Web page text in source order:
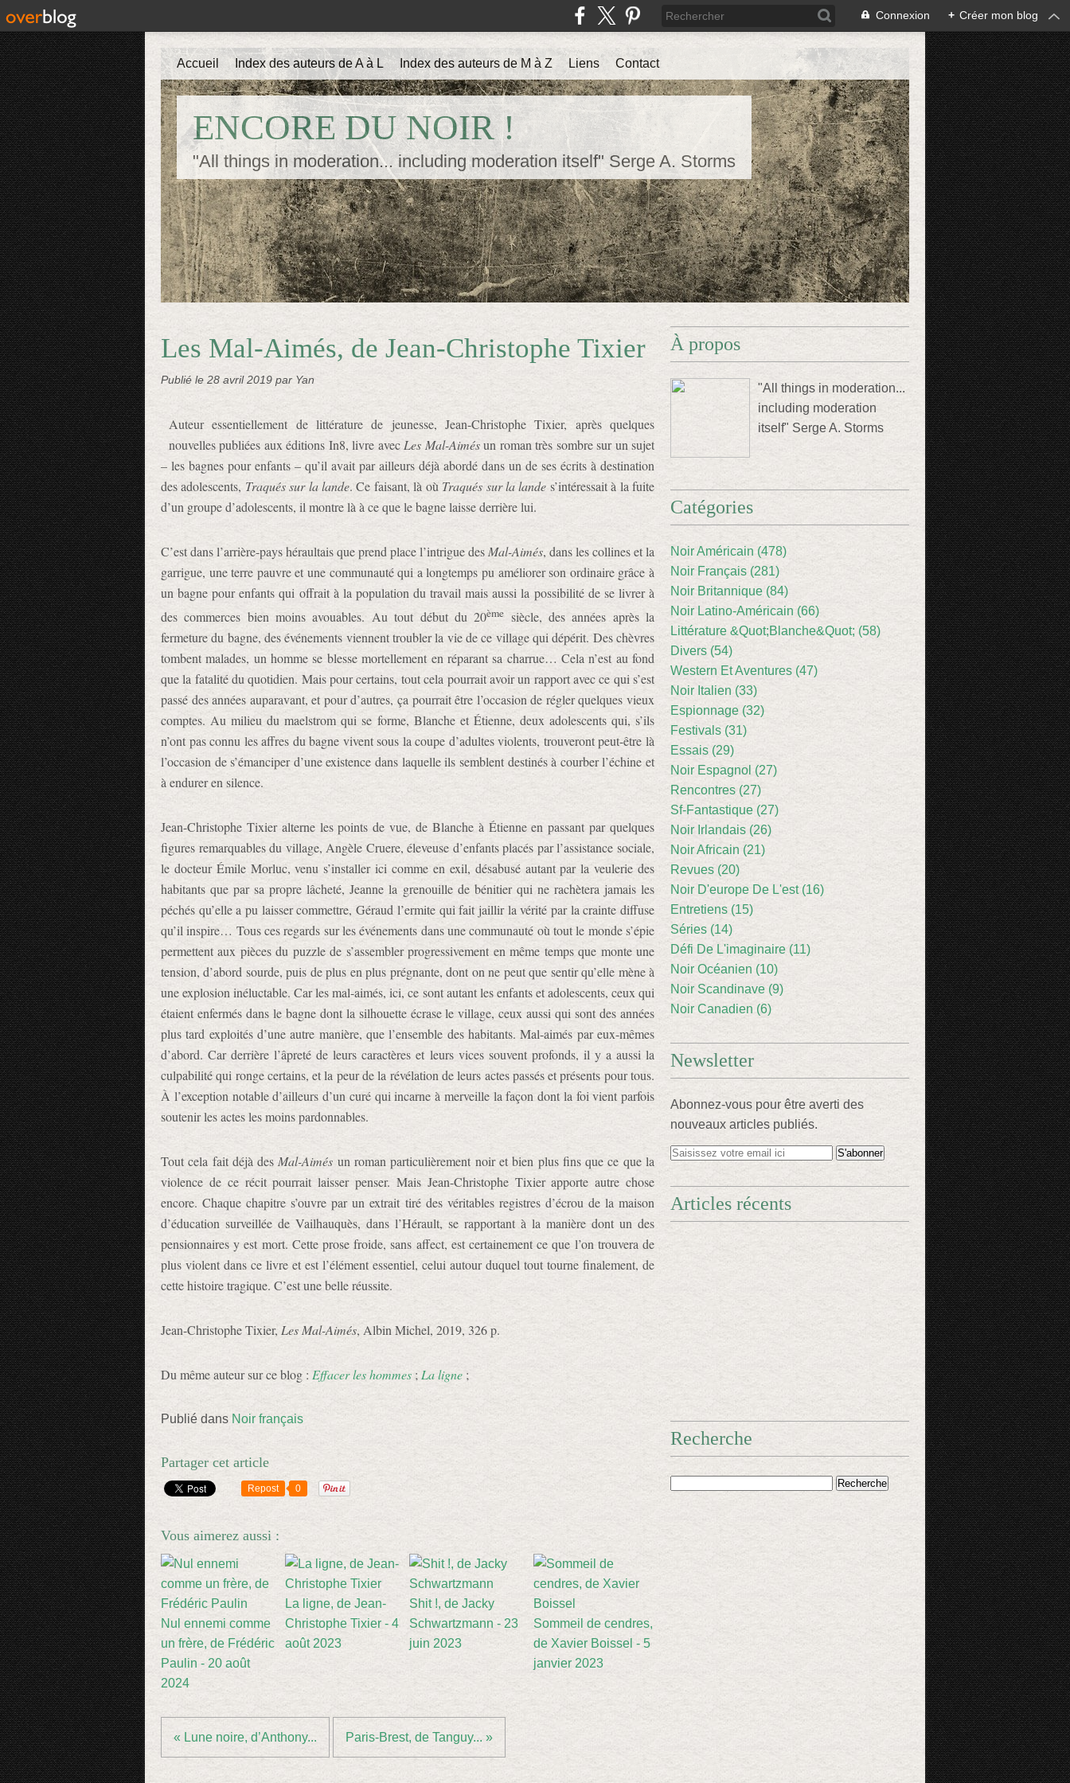
Connexion + Créer mon blog
ENCORE DU NOIR !
"All things in moderation... including moderation itself" Serge A. Storms
Accueil Index des auteurs de A à L Index des auteurs de M à Z Liens Contact
Les Mal-Aimés, de Jean-Christophe Tixier
Publié le 28 avril 2019 par Yan
Auteur essentiellement de littérature de jeunesse, Jean-Christophe Tixier, après quelques
nouvelles publiées aux éditions In8, livre avec Les Mal-Aimésun roman très sombre sur un sujet
– les bagnes pour enfants – qu’il avait par ailleurs déjà abordé dans un de ses écrits à destination
des adolescents, Traqués sur la lande. Ce faisant, là où Traqués sur la lande s’intéressait à la fuite
d’un groupe d’adolescents, il montre là à ce que le bagne laisse derrière lui.
C’est dans l’arrière-pays héraultais que prend place l’intrigue des Mal-Aimés, dans les collines et la
garrigue, une terre pauvre et une communauté qui a longtemps pu améliorer son ordinaire grâce à
un bagne pour enfants qui offrait à la population du travail mais aussi la possibilité de se livrer à
des commerces bien moins avouables. Au tout début du 20ème siècle, des années après la
fermeture du bagne, des événements viennent troubler la vie de ce village qui dépérit. Des chèvres
tombent malades, un homme se blesse mortellement en réparant sa charrue… Cela n’est au fond
que la fatalité du quotidien. Mais pour certains, tout cela pourrait avoir un rapport avec ce qui s’est
passé des années auparavant, et pour d’autres, ça pourrait être l’occasion de régler quelques vieux
comptes. Au milieu du maelstrom qui se forme, Blanche et Étienne, deux adolescents qui, s’ils
n’ont pas connu les affres du bagne vivent sous la coupe d’adultes violents, trouveront peut-être là
l’occasion de s’émanciper d’une existence dans laquelle ils semblent destinés à courber l’échine et
à endurer en silence.
Jean-Christophe Tixier alterne les points de vue, de Blanche à Étienne en passant par quelques
figures remarquables du village, Angèle Cruere, éleveuse d’enfants placés par l’assistance sociale,
le docteur Émile Morluc, venu s’installer ici comme en exil, désabusé autant par la veulerie des
habitants que par sa propre lâcheté, Jeanne la grenouille de bénitier qui ne rachètera jamais les
péchés qu’elle a pu laisser commettre, Géraud l’ermite qui fait jaillir la vérité par la crainte diffuse
qu’il inspire… Tous ces regards sur les événements dans une communauté où tout le monde s’épie
permettent aux pièces du puzzle de s’assembler progressivement en même temps que monte une
tension, d’abord sourde, puis de plus en plus prégnante, dont on ne peut que sentir qu’elle mène à
une explosion inéluctable. Car les mal-aimés, ici, ce sont autant les enfants et adolescents, ceux qui
étaient enfermés dans le bagne dont la silhouette écrase le village, ceux aussi qui sont des années
plus tard exploités d’une autre manière, que l’ensemble des habitants. Mal-aimés par eux-mêmes
d’abord. Car derrière l’âpreté de leurs caractères et leurs vices souvent profonds, il y a aussi la
culpabilité qui ronge certains, et la peur de la révélation de leurs actes passés et présents pour tous.
À l’exception notable d’ailleurs d’un curé qui incarne à merveille la façon dont la foi vient parfois
soutenir les actes les moins pardonnables.
Tout cela fait déjà desMal-Aimés un roman particulièrement noir et bien plus fins que ce que la
violence de ce récit pourrait laisser penser. Mais Jean-Christophe Tixier apporte autre chose
encore. Chaque chapitre s’ouvre par un extrait tiré des véritables registres d’écrou de la maison
d’éducation surveillée de Vailhauquès, dans l’Hérault, se rapportant à la manière dont un des
pensionnaires y est mort. Cette prose froide, sans affect, est certainement ce que l’on trouvera de
plus violent dans ce livre et est l’élément essentiel, celui autour duquel tout tourne finalement, de
cette histoire tragique. C’est une belle réussite.
Jean-Christophe Tixier, Les Mal-Aimés, Albin Michel, 2019, 326 p.
Du même auteur sur ce blog : Effacer les hommes ;La ligne ;
Publié dans Noir français
Partager cet article
Repost 0
Vous aimerez aussi :
Nul ennemi comme
un frère, de Frédéric
Paulin - 20 août
2024
La ligne, de Jean-
Christophe Tixier - 4
août 2023
Shit !, de Jacky
Schwartzmann - 23
juin 2023
Sommeil de cendres,
de Xavier Boissel - 5
janvier 2023
« Lune noire, d’Anthony... Paris-Brest, de Tanguy... »
À propos
"All things in moderation...
including moderation
itself" Serge A. Storms
Catégories
Noir Américain (478)
Noir Français (281)
Noir Britannique (84)
Noir Latino-Américain (66)
Littérature &Quot;Blanche&Quot; (58)
Divers (54)
Western Et Aventures (47)
Noir Italien (33)
Espionnage (32)
Festivals (31)
Essais (29)
Noir Espagnol (27)
Rencontres (27)
Sf-Fantastique (27)
Noir Irlandais (26)
Noir Africain (21)
Revues (20)
Noir D'europe De L'est (16)
Entretiens (15)
Séries (14)
Défi De L'imaginaire (11)
Noir Océanien (10)
Noir Scandinave (9)
Noir Canadien (6)
Newsletter
Abonnez-vous pour être averti des
nouveaux articles publiés.
Articles récents
Recherche